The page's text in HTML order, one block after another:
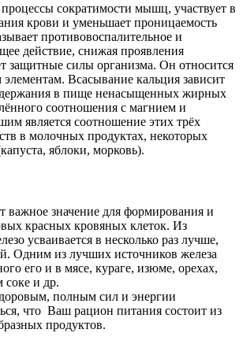
сократимости мышц, участвует в
крови и уменьшает проницаемость
противовоспалительное и
действие, снижая проявления
защитные силы организма. Он относится
Всасывание кальция зависит
в пище ненасыщенных жирных
соотношения с магнием и
является соотношение этих трёх
в молочных продуктах, некоторых
яблоки, морковь).
важное значение для формирования и
красных кровяных клеток. Из
усваивается в несколько раз лучше,
Одним из лучших источников железа
его и в мясе, кураге, изюме, орехах,
соке и др.
полным сил и энергии
что Ваш рацион питания состоит из
продуктов.